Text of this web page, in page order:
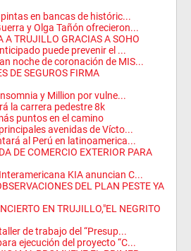
en bancas de históric...
y Olga Tañón ofrecieron...
A TRUJILLO GRACIAS A SOHO
puede prevenir el ...
noche de coronación de MIS...
DE SEGUROS FIRMA
y Million por vulne...
la carrera pedestre 8k
puntos en el camino
avenidas de Vícto...
al Perú en latinoamerica...
DE COMERCIO EXTERIOR PARA
KIA anuncian C...
DEL PLAN PESTE YA
EN TRUJILLO,"EL NEGRITO
de trabajo del “Presup...
ejecución del proyecto “C...